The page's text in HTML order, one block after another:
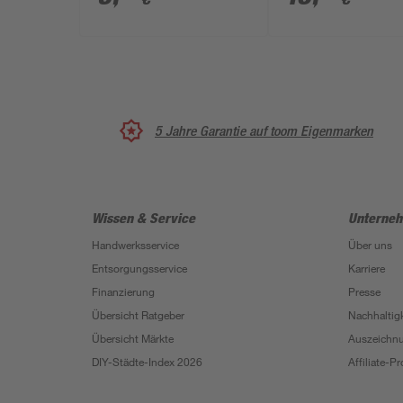
5 Jahre Garantie auf toom Eigenmarken
Wissen & Service
Handwerksservice
Entsorgungsservice
Finanzierung
Übersicht Ratgeber
Übersicht Märkte
DIY-Städte-Index 2026
Über uns
Karriere
Presse
Affiliate-